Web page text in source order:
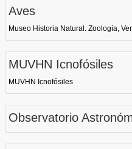
Aves
Museo Historia Natural. Zoología,
MUVHN Icnofósiles
MUVHN Icnofósiles
Observatorio